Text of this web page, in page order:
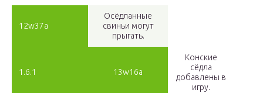
12w37a
Осёдланные
свиньи могут
прыгать.
1.6.1 13w16a
Конские
сёдла
добавлены в
игру.